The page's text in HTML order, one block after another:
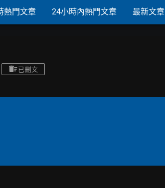
熱門文章 24小時內熱門文章 最新文章
已刪文